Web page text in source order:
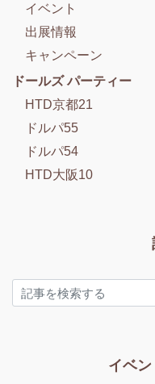
イベント
出展情報
キャンペーン
ドールズ パーティー
HTD京都21
ドルパ55
ドルパ54
HTD大阪10
イベ